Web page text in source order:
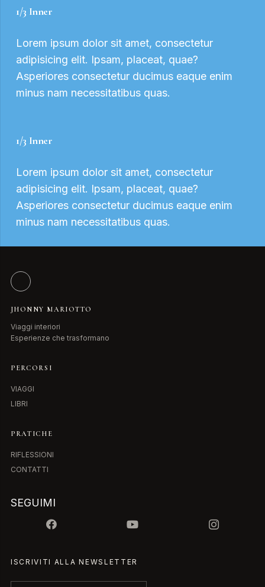
1/3 Inner
Lorem ipsum dolor sit amet, consectetur
adipisicing elit. Ipsam, placeat, quae?
Asperiores consectetur ducimus eaque enim
minus nam necessitatibus quas.
1/3 Inner
Lorem ipsum dolor sit amet, consectetur
adipisicing elit. Ipsam, placeat, quae?
Asperiores consectetur ducimus eaque enim
minus nam necessitatibus quas.
JHONNY MARIOTTO
Viaggi interiori
Esperienze che trasformano
PERCORSI
VIAGGI
LIBRI
PRATICHE
RIFLESSIONI
CONTATTI
SEGUIMI
ISCRIVITI ALLA NEWSLETTER